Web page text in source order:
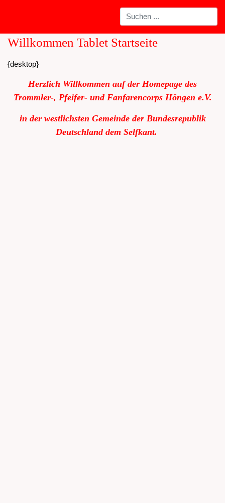
Willkommen Tablet Startseite
{desktop}
Herzlich Willkommen auf der Homepage des
Trommler-, Pfeifer- und Fanfarencorps Höngen e.V.
in der westlichsten Gemeinde der Bundesrepublik
Deutschland dem Selfkant.